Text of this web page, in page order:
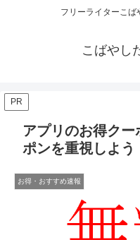
フリーライターこば
こばやし
PR
アプリのお得ク
ポンを重視しよう
お得・おすすめ速報